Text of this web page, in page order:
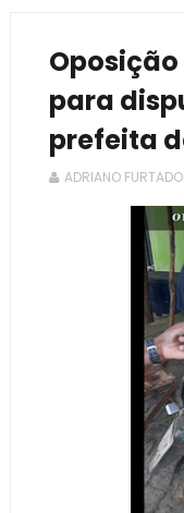
para
prefeita
ADRIANO FURTADO